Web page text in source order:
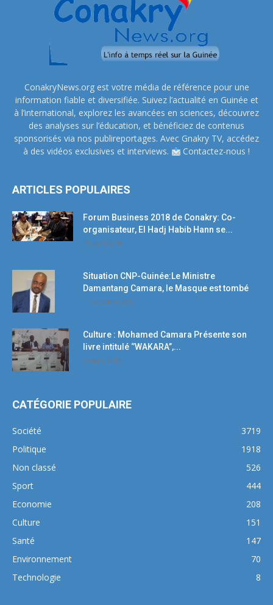
ConakryNews.org est votre média de référence pour une
information fiable et diversifiée. Suivez l’actualité en Guinée et
à l’international, explorez les avancées en sciences, découvrez
des analyses sur l’éducation, et bénéficiez de contenus
sponsorisés via nos publireportages. Avec Gnakry TV, accédez
à des vidéos exclusives et interviews.
Contactez-nous !
ARTICLES POPULAIRES
Forum Business 2018 de Conakry: Co-
organisateur, El Hadj Habib Hann se...
19 avril 2018
Situation CNP-Guinée:Le Ministre
Damantang Camara, le Masque est tombé
11 octobre 2017
Culture : Mohamed Camara Présente son
livre intitulé ‘’WAKARA’’,...
5 mars 2018
CATÉGORIE POPULAIRE
Société
3719
Politique
1918
Non classé
526
Sport
444
Economie
208
Culture
151
Santé
147
Environnement
70
Technologie
8